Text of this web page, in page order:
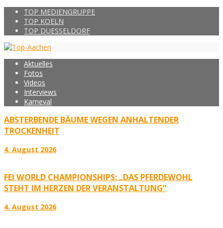
TOP MEDIENGRUPPE
TOP KOELN
TOP DUESSELDORF
Aktuelles
Fotos
Videos
Interviews
Karneval
ABSTERBENDE BÄUME WEGEN ANHALTENDER
TROCKENHEIT
4. August 2026
FEI WORLD CHAMPIONSHIPS: „DAS PFERDEWOHL
STEHT IM HERZEN DER VERANSTALTUNG“
4. August 2026